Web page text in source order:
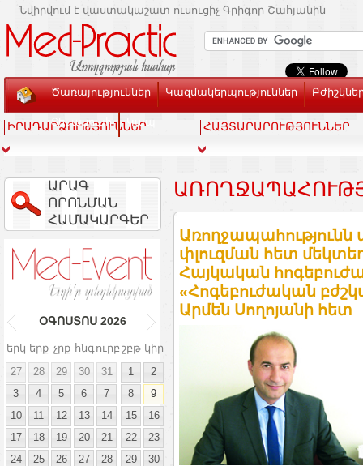
Նվիրվում է վաստակաշատ ուսուցիչ Գրիգոր Շահյանին
Ծառայություններ Կազմակերպություններ
Տեսասրահ Կապ
ԻՐԱԴԱՐՁՈՒԹՅՈՒՆՆԵՐ ՀԱՅՏԱՐԱՐՈՒԹՅՈՒՆՆԵՐ
ԱՐԱԳ
ՈՐՈՆՄԱՆ
ՀԱՄԱԿԱՐԳԵՐ
ՕԳՈՍՏՈՍ 2026
երկ երք չրք հնգուրբ շբթ կիր
27
28 29 30 31 1
2
3
4 5 6 7 8
9
10
11 12 13 14 15
16
17
18 19 20 21 22
23
24
25 26 27 28 29
30
Առողջապահությունն
փլուզման հետ
Հայկական
«Հոգեբուժական
Արմեն Սողոյանի հետ